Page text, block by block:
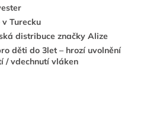
Turecku
distribuce značky Alize
děti do 3let – hrozí uvolnění
/ vdechnutí vláken